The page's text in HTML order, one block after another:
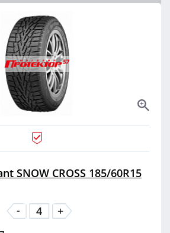
SNOW CROSS 185/60R15
-
+